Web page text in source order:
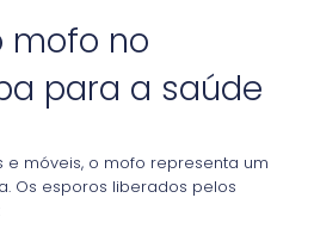
mofo no
para a saúde
móveis, o mofo representa um
Os esporos liberados pelos